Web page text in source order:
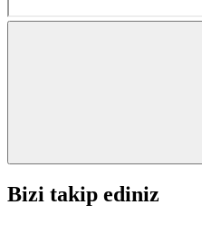
Bizi takip ediniz